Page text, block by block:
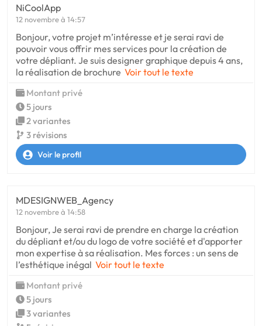
NiCoolApp
12 novembre à 14:57
Bonjour, votre projet m’intéresse et je serai ravi de
pouvoir vous offrir mes services pour la création de
votre dépliant. Je suis designer graphique depuis 4 ans,
la réalisation de brochure Voir tout le texte
Montant privé
5 jours
2 variantes
3 révisions
Voir le profil
MDESIGNWEB_Agency
12 novembre à 14:58
Bonjour, Je serai ravi de prendre en charge la création
du dépliant et/ou du logo de votre société et d'apporter
mon expertise à sa réalisation. Mes forces : un sens de
l’esthétique inégal Voir tout le texte
Montant privé
5 jours
3 variantes